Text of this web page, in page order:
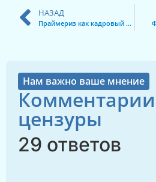
НАЗАД
Праймериз как кадровый регулятор
Нам важно ваше мнение
цензуры
29 ответов